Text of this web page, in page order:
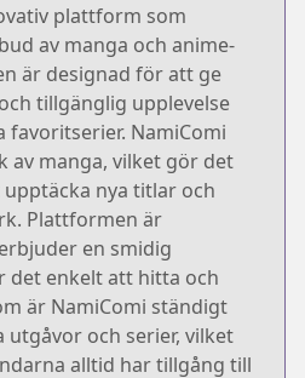
plattform som
av manga och anime-
är designad för att ge
tillgänglig upplevelse
NamiComi
av manga, vilket gör det
nya titlar och
Plattformen är
en smidig
det enkelt att hitta och
är NamiComi ständigt
utgåvor och serier, vilket
alltid har tillgång till